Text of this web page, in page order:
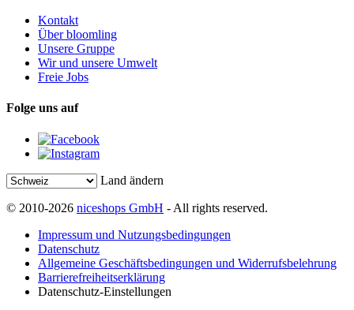
Kontakt
Über bloomling
Unsere Gruppe
Wir und unsere Umwelt
Freie Jobs
Folge uns auf
Land ändern
© 2010-2026 niceshops GmbH - All rights reserved.
Impressum und Nutzungsbedingungen
Datenschutz
Allgemeine Geschäftsbedingungen und Widerrufsbelehrung
Barrierefreiheitserklärung
Datenschutz-Einstellungen